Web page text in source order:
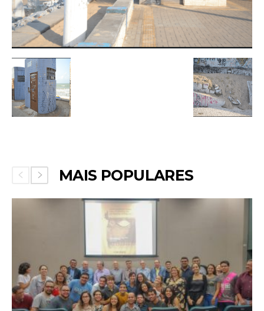
MAIS POPULARES